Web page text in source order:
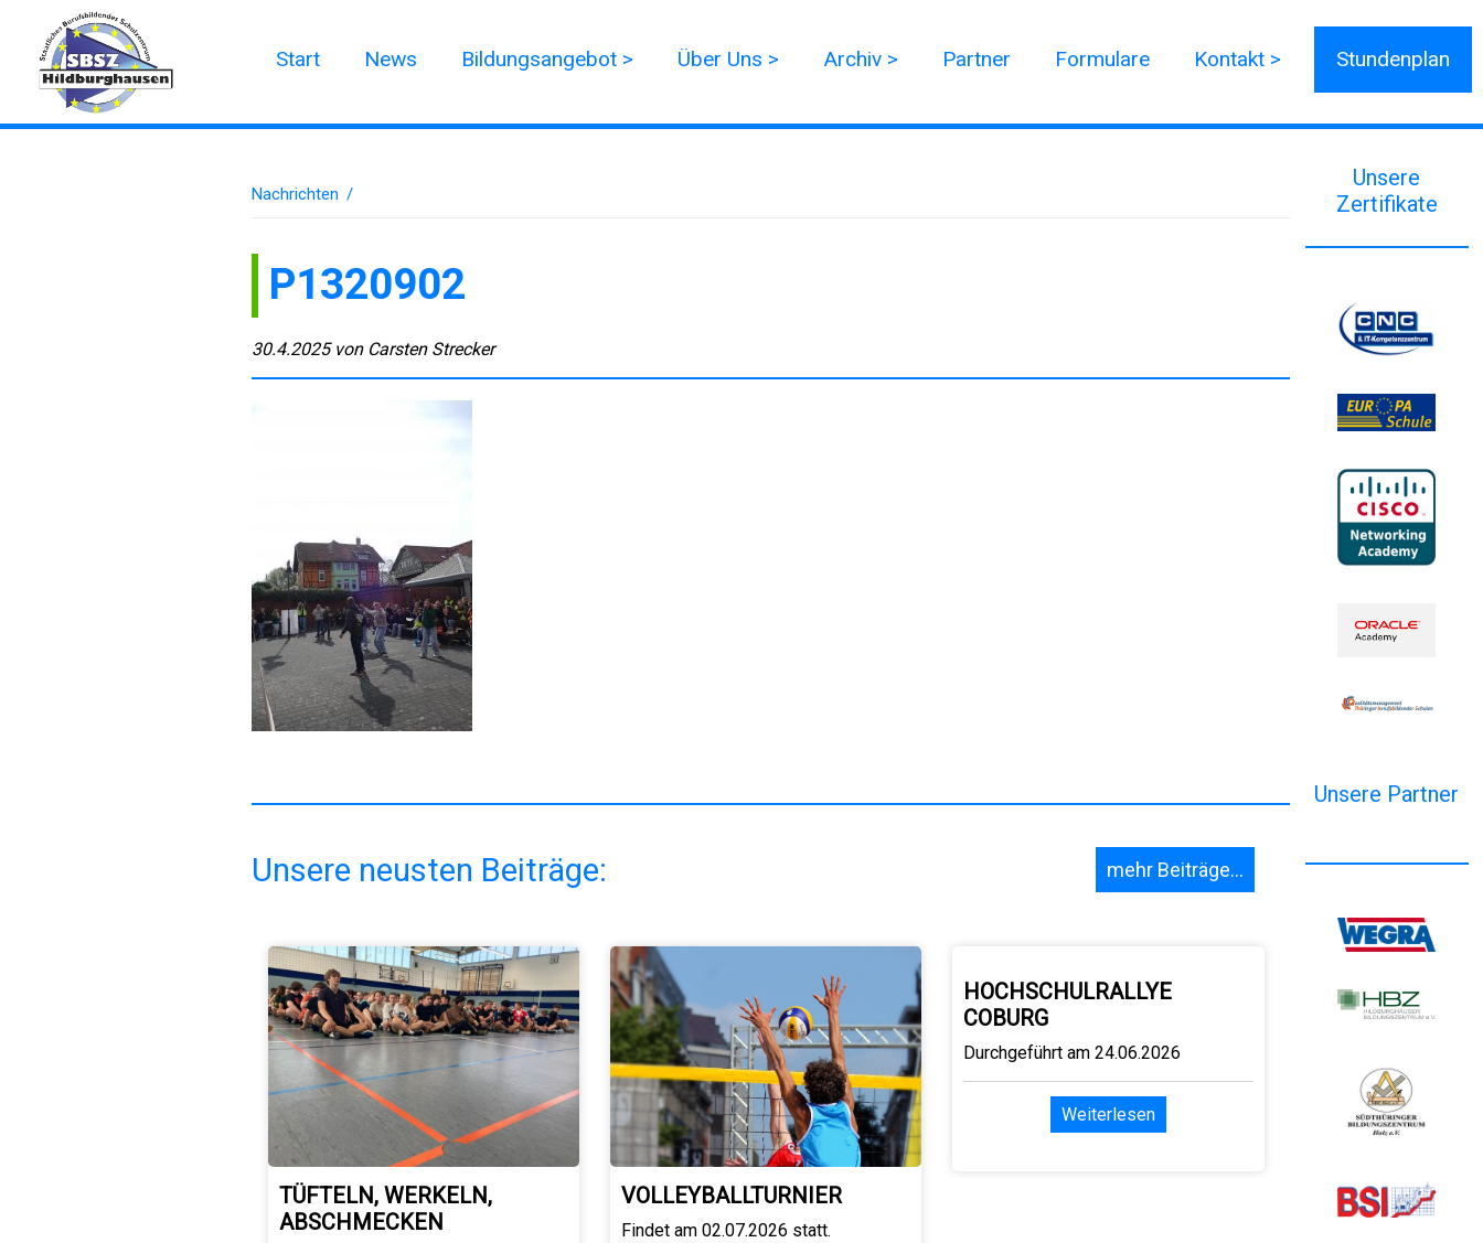
Start News Bildungsangebot > Über Uns > Archiv > Partner Formulare Kontakt > Stundenplan
Nachrichten /
P1320902
30.4.2025 von Carsten Strecker
Unsere neusten Beiträge: mehr Beiträge...
TÜFTELN, WERKELN,
ABSCHMECKEN
VOLLEYBALLTURNIER
Findet am 02.07.2026 statt.
HOCHSCHULRALLYE
COBURG
Durchgeführt am 24.06.2026
Weiterlesen
Unsere
Zertifikate
Unsere Partner